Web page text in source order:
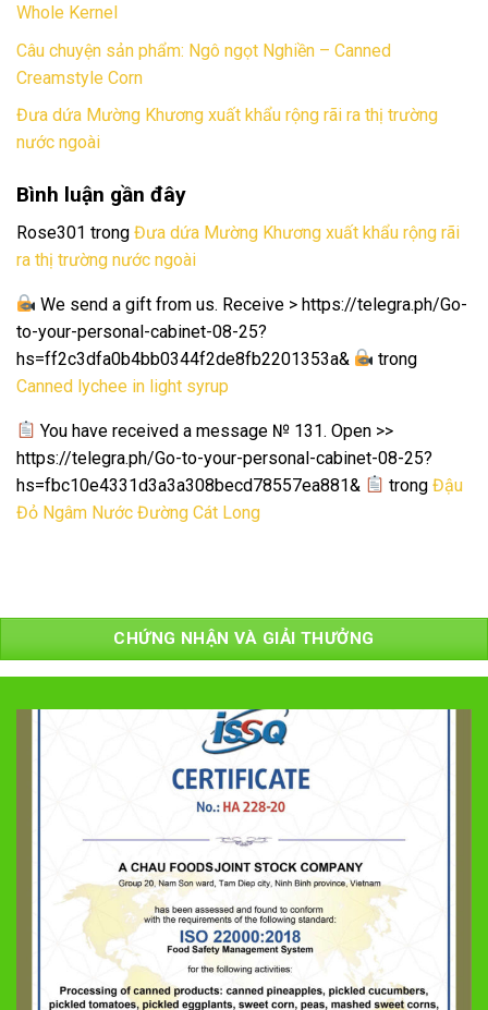
Whole Kernel
Câu chuyện sản phẩm: Ngô ngọt Nghiền – Canned
Creamstyle Corn
Đưa dứa Mường Khương xuất khẩu rộng rãi ra thị trường
nước ngoài
Bình luận gần đây
Rose301 trong Đưa dứa Mường Khương xuất khẩu rộng rãi
ra thị trường nước ngoài
We send a gift from us. Receive > https://telegra.ph/Go-
to-your-personal-cabinet-08-25?
hs=ff2c3dfa0b4bb0344f2de8fb2201353a&
trong
Canned lychee in light syrup
You have received a message № 131. Open >>
https://telegra.ph/Go-to-your-personal-cabinet-08-25?
hs=fbc10e4331d3a3a308becd78557ea881&
trongĐậu
Đỏ Ngâm Nước Đường Cát Long
CHỨNG NHẬN VÀ GIẢI THƯỞNG